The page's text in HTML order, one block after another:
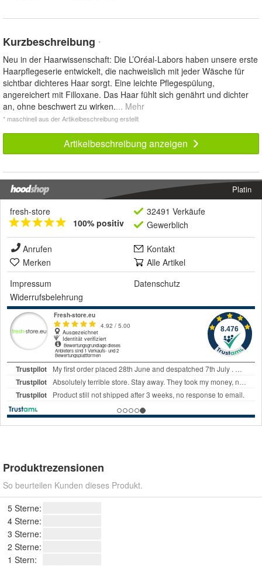
Kurzbeschreibung *
Neu in der Haarwissenschaft: Die L’Oréal-Labors haben unsere erste
Haarpflegeserie entwickelt, die nachweislich mit jeder Wäsche für
sichtbar dichteres Haar sorgt. Eine leichte Pflegespülung,
angereichert mit Filloxane. Das Haar fühlt sich genährt und dichter
an, ohne beschwert zu wirken.... Mehr
* maschinell aus der Artikelbeschreibung erstellt
Artikelbeschreibung anzeigen
Platin
fresh-store
100% positiv
32491 Verkäufe
Gewerblich
Anrufen
Kontakt
Merken
Alle Artikel
Impressum
Datenschutz
Widerrufsbelehrung
Produktrezensionen
So beurteilen Kunden dieses Produkt.
5 Sterne:
4 Sterne:
3 Sterne:
2 Sterne:
1 Stern: